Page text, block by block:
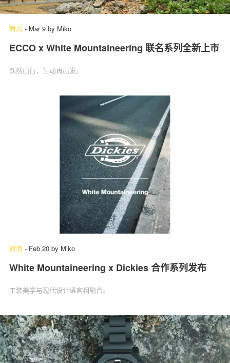
时尚 - Mar 9 by Miko
ECCO x White Mountaineering 联名系列全新上市
跃然山行，生动再出发。
时尚 - Feb 20 by Miko
White Mountaineering x Dickies 合作系列发布
工装美学与现代设计语言相融合。